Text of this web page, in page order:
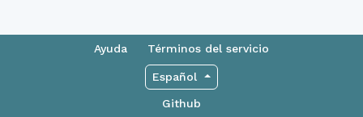
Ayuda Términos del servicio
Español
Github